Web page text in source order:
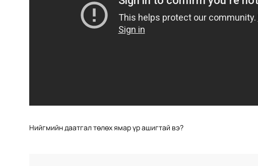
Нийгмийн даатгал төлөх ямар үр ашигтай вэ?